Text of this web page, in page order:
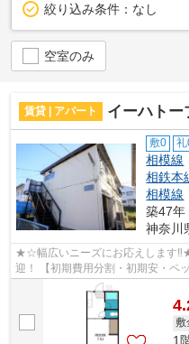
絞り込み条件： なし
空室のみ
賃貸 | アパート イーハトー
敷0
相模線
相鉄本
相模線
築47年
神奈川
★☆幅広いニーズにお応えします
迎！ 【初期費用分割・初期安・ペ
新築・デザイナーズなど】 ネット非
敷
1